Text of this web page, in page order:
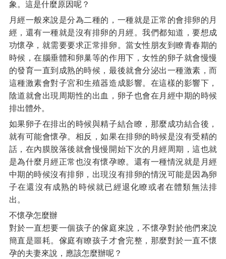
象。這是什麼原因呢？
月經一般來說是分為二種的，一種就是正常的會排卵的月
經，還有一種就是沒有排卵的月經。我們都知道，要想成
功懷孕，就需要要求正常排卵。當女性朋友到瞭青春期的
時候，在腦垂體和卵巢等的作用下，女性的卵子就會慢慢
的發育一直到成熟的時候，最後就會分泌出一種激素，而
這種激素會對子宮和生殖器造成影響。在這樣的影響下，
陰道就會出現周期性的出血，卵子也會在月經中期的時候
排出體外。
如果卵子在排出的時候與精子結合瞭，那麼成功結合後，
就有可能會懷孕。相反，如果在排卵的時候是沒有受精的
話，在內膜脫落後就會慢慢開始下次的月經周期，這也就
是為什麼月經正常也沒有懷孕瞭。還有一種情況就是月經
中期的時候沒有排卵，出現沒有排卵的情況可能是因為卵
子在還沒有成熟的時候就已經退化瞭或者在體類無法排
出。
不懷孕怎麼辦
對於一直想要一個孩子的傢庭來說，不懷孕對於他們來說
簡直是噩耗。傢庭有瞭孩子才會完整，那麼對於一直不懷
孕的夫妻來說，應該怎麼辦呢？